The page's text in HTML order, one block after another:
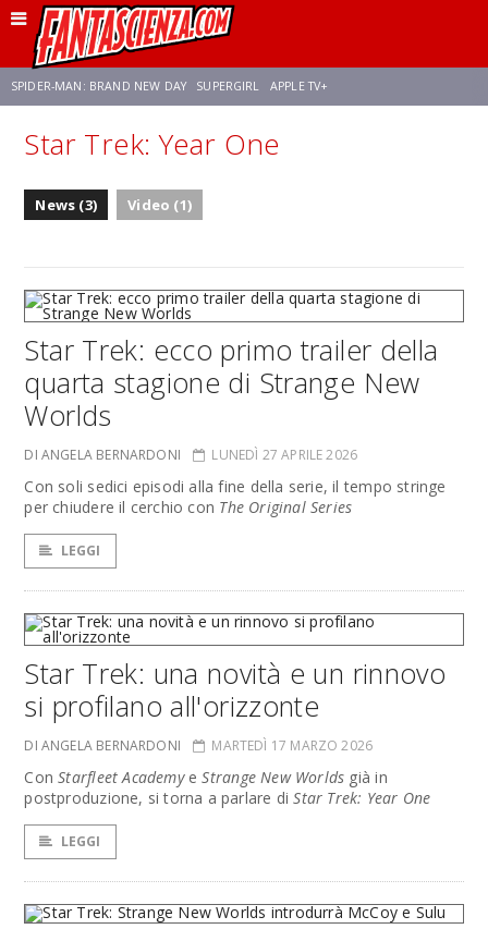
SPIDER-MAN: BRAND NEW DAY SUPERGIRL APPLE TV+
FRANCO RICCIARDIELLO ZENDAYA STAR TREK
Star Trek: Year One
News (3) Video (1)
Star Trek: ecco primo trailer della
quarta stagione di Strange New
Worlds
DI ANGELA BERNARDONI LUNEDÌ 27 APRILE 2026
Con soli sedici episodi alla fine della serie, il tempo stringe
per chiudere il cerchio con The Original Series
LEGGI
Star Trek: una novità e un rinnovo
si profilano all'orizzonte
DI ANGELA BERNARDONI MARTEDÌ 17 MARZO 2026
ConStarfleet AcademyeStrange New Worlds già in
postproduzione, si torna a parlare diStar Trek: Year One
LEGGI